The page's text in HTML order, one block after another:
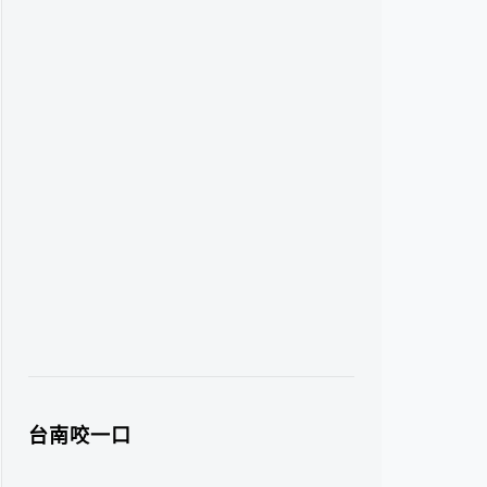
台南咬一口